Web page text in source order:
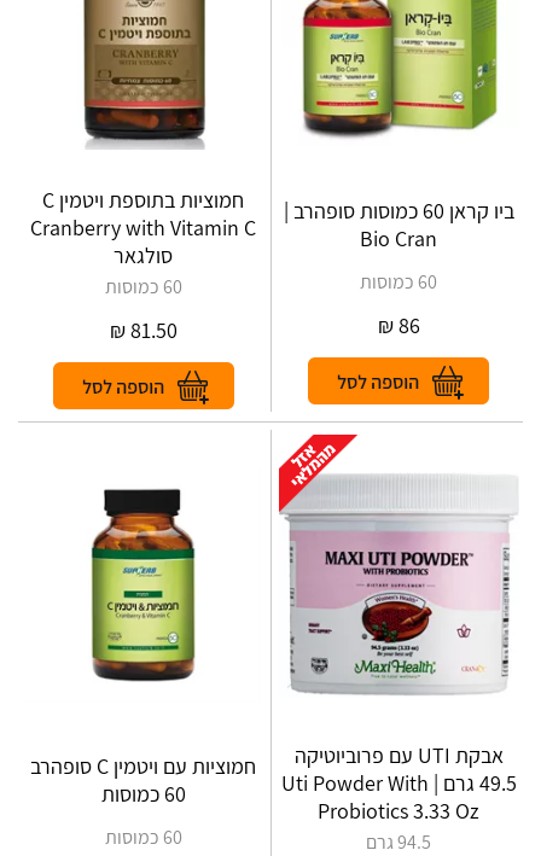
ביו קראן 60 כמוסות סופהרב |
Bio Cran
60 כמוסות
86
₪
חמוציות בתוספת ויטמין C
Cranberry with Vitamin C
סולגאר
60 כמוסות
81.50
₪
אבקת UTI עם פרוביוטיקה
49.5 גרם | Uti Powder With
Probiotics 3.33 Oz
94.5 גרם
חמוציות עם ויטמין C סופהרב
60 כמוסות
60 כמוסות